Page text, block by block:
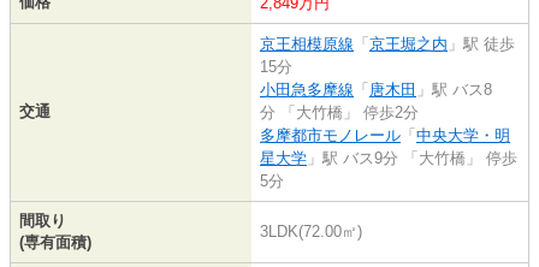
交通
京王相模原線 「 京王堀之内 」駅 徒歩
15分
小田急多摩線 「 唐木田 」駅 バス8
分 「大竹橋」 停歩2分
多摩都市モノレール 「 中央大学・明
星大学 」駅 バス9分 「大竹橋」 停歩
5分
間取り
(専有面積)
3LDK(72.00㎡)